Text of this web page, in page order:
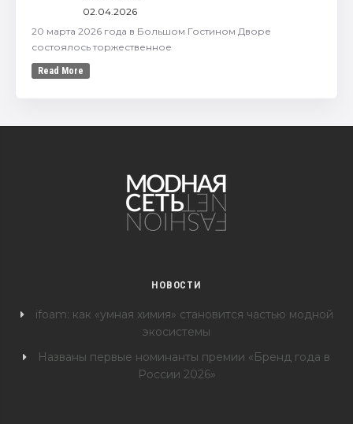
02.04.2026
20 марта 2026 года в Большом Гостином Дворе
состоялось торжественное
Read More
НОВОСТИ
ifoam: как «умная химия» становится частью модной
экосистемы
Названы первые номинанты премии «Бренд года в
России 2026»